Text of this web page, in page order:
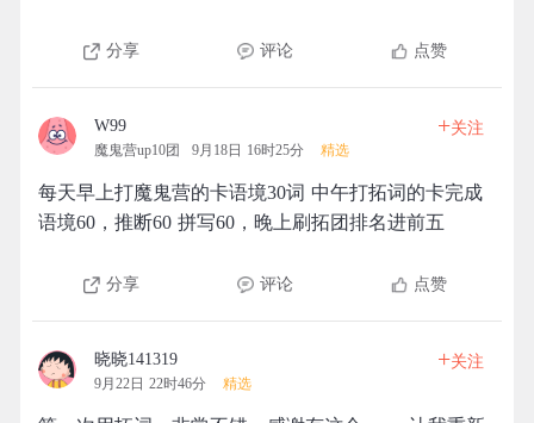
分享 评论 点赞
W99
魔鬼营up10团 9月18日 16时25分 精选
+关注
每天早上打魔鬼营的卡语境30词 中午打拓词的卡完成
语境60，推断60 拼写60，晚上刷拓团排名进前五
分享 评论 点赞
晓晓141319
9月22日 22时46分 精选
+关注